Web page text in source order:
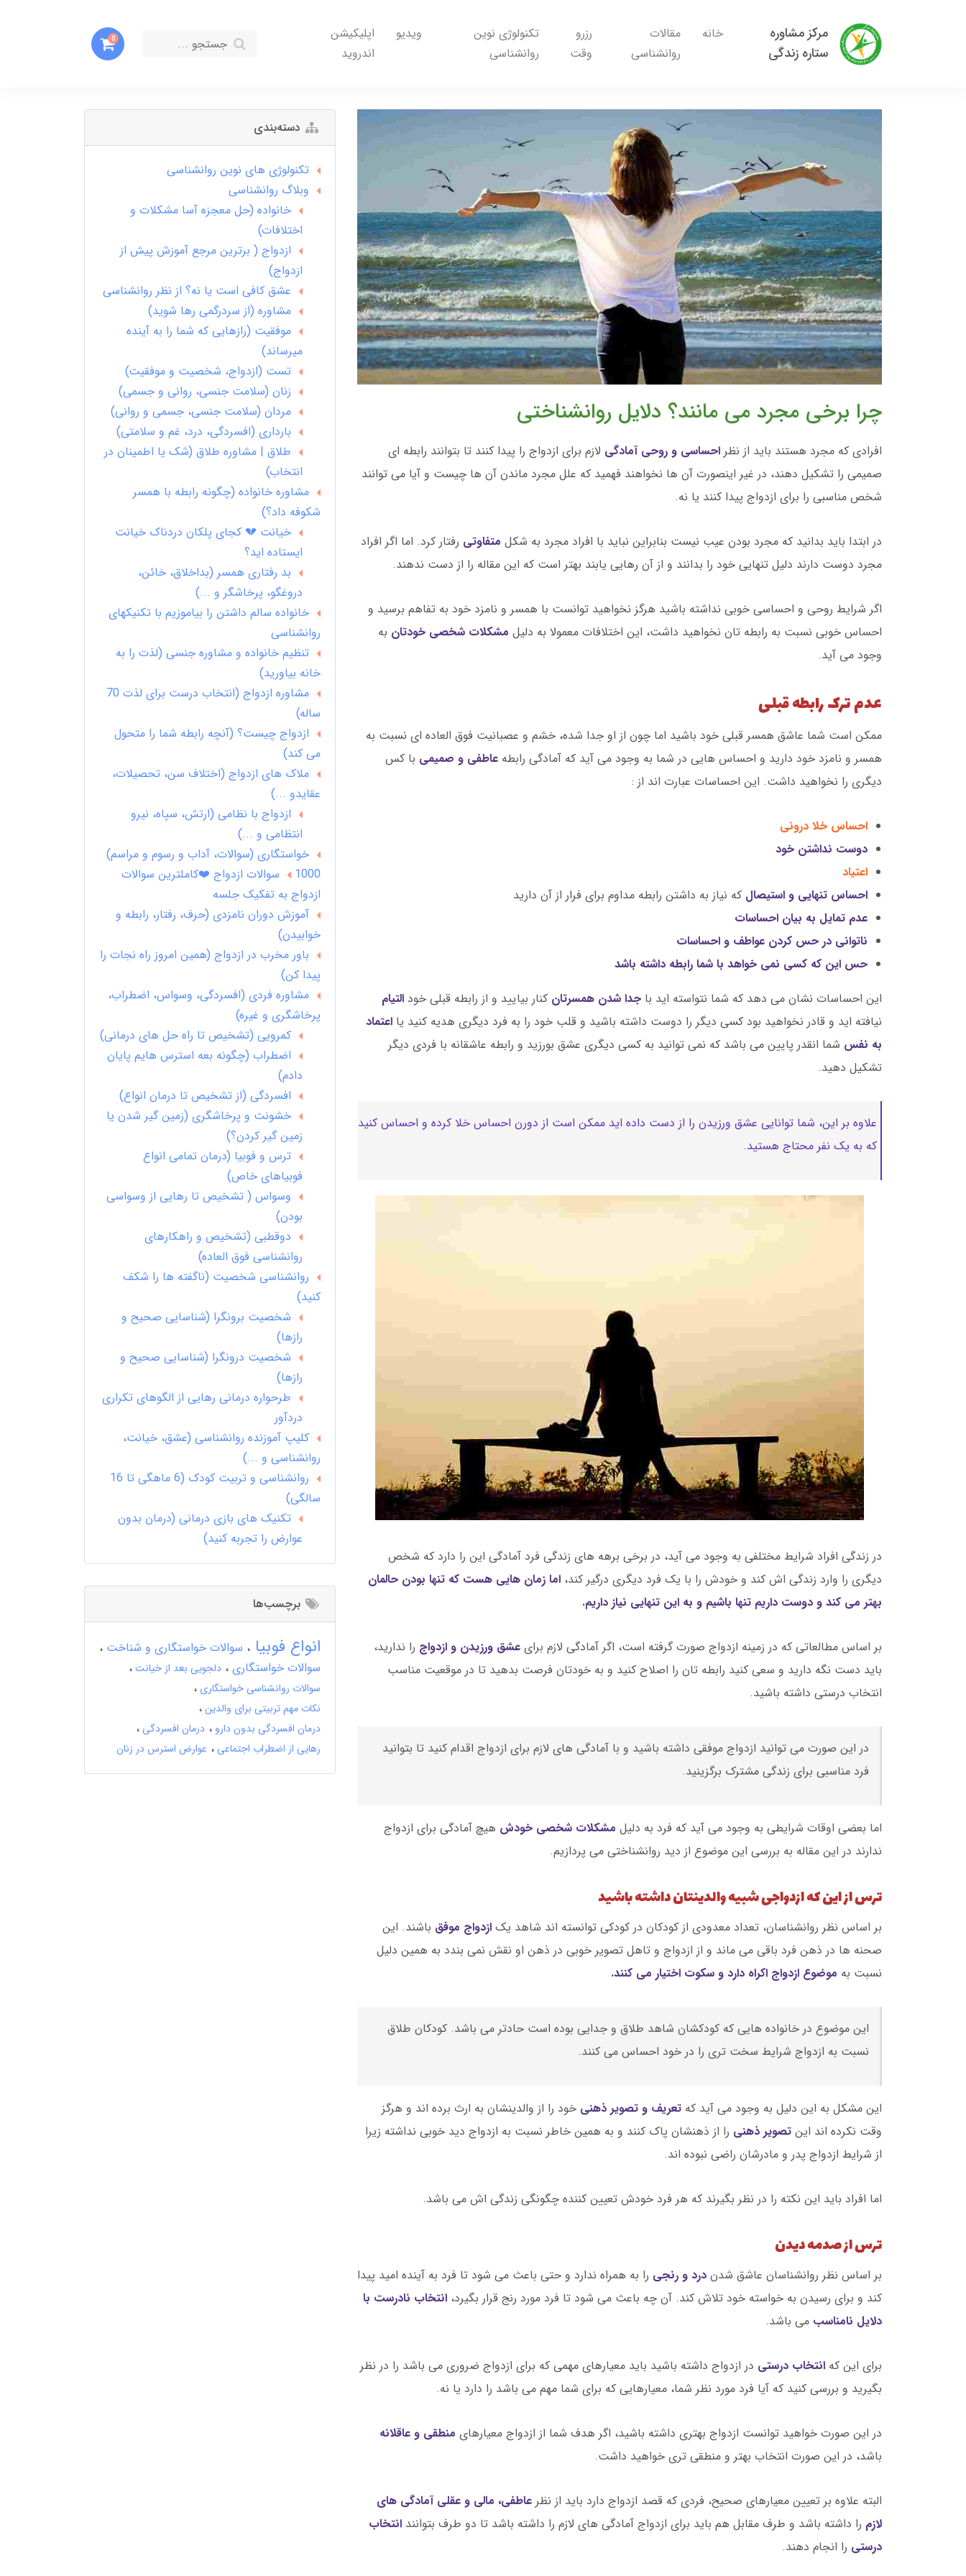
مرکز مشاوره
ستاره زندگی
خانه
مقالات
روانشناسی
رزرو
وقت
تکنولوژی نوین
روانشناسی
ویدیو
اپلیکیشن
اندروید
0
چرا برخی مجرد می مانند؟ دلایل روانشناختی
افرادی که مجرد هستند باید از نظر احساسی و روحی آمادگی لازم برای ازدواج را پیدا کنند تا بتوانند رابطه ای
صمیمی را تشکیل دهند، در غیر اینصورت آن ها نخواهند فهمید که علل مجرد ماندن آن ها چیست و آیا می توانند
شخص مناسبی را برای ازدواج پیدا کنند یا نه.
در ابتدا باید بدانید که مجرد بودن عیب نیست بنابراین نباید با افراد مجرد به شکل متفاوتی رفتار کرد. اما اگر افراد
مجرد دوست دارند دلیل تنهایی خود را بدانند و از آن رهایی یابند بهتر است که این مقاله را از دست ندهند.
اگر شرایط روحی و احساسی خوبی نداشته باشید هرگز نخواهید توانست با همسر و نامزد خود به تفاهم برسید و
احساس خوبی نسبت به رابطه تان نخواهید داشت، این اختلافات معمولا به دلیل مشکلات شخصی خودتان به
وجود می آید.
عدم ترک رابطه قبلی
ممکن است شما عاشق همسر قبلی خود باشید اما چون از او جدا شده، خشم و عصبانیت فوق العاده ای نسبت به
همسر و نامزد خود دارید و احساس هایی در شما به وجود می آید که آمادگی رابطه عاطفی و صمیمی با کس
دیگری را نخواهید داشت. این احساسات عبارت اند از :
احساس خلا درونی
دوست نداشتن خود
اعتیاد
احساس تنهایی و استیصال که نیاز به داشتن رابطه مداوم برای فرار از آن دارید
عدم تمایل به بیان احساسات
ناتوانی در حس کردن عواطف و احساسات
حس این که کسی نمی خواهد با شما رابطه داشته باشد
این احساسات نشان می دهد که شما نتواسته اید با جدا شدن همسرتان کنار بیایید و از رابطه قبلی خود التیام
نیافته اید و قادر نخواهید بود کسی دیگر را دوست داشته باشید و قلب خود را به فرد دیگری هدیه کنید یا اعتماد
به نفس شما انقدر پایین می باشد که نمی توانید به کسی دیگری عشق بورزید و رابطه عاشقانه با فردی دیگر
تشکیل دهید.
علاوه بر این، شما توانایی عشق ورزیدن را از دست داده اید ممکن است از دورن احساس خلا کرده و احساس کنید
که به یک نفر محتاج هستید.
در زندگی افراد شرایط مختلفی به وجود می آید، در برخی برهه های زندگی فرد آمادگی این را دارد که شخص
دیگری را وارد زندگی اش کند و خودش را با یک فرد دیگری درگیر کند، اما زمان هایی هست که تنها بودن حالمان
بهتر می کند و دوست داریم تنها باشیم و به این تنهایی نیاز داریم.
بر اساس مطالعاتی که در زمینه ازدواج صورت گرفته است، اگر آمادگی لازم برای عشق ورزیدن و ازدواج را ندارید،
باید دست نگه دارید و سعی کنید رابطه تان را اصلاح کنید و به خودتان فرصت بدهید تا در موقعیت مناسب
انتخاب درستی داشته باشید.
در این صورت می توانید ازدواج موفقی داشته باشید و با آمادگی های لازم برای ازدواج اقدام کنید تا بتوانید
فرد مناسبی برای زندگی مشترک برگزینید.
اما بعضی اوقات شرایطی به وجود می آید که فرد به دلیل مشکلات شخصی خودش هیچ آمادگی برای ازدواج
ندارند در این مقاله به بررسی این موضوع از دید روانشناختی می پردازیم.
ترس از این که ازدواجی شبیه والدینتان داشته باشید
بر اساس نظر روانشناسان، تعداد معدودی از کودکان در کودکی توانسته اند شاهد یک ازدواج موفق باشند. این
صحنه ها در ذهن فرد باقی می ماند و از ازدواج و تاهل تصویر خوبی در ذهن او نقش نمی بندد به همین دلیل
نسبت به موضوع ازدواج اکراه دارد و سکوت اختیار می کنند.
این موضوع در خانواده هایی که کودکشان شاهد طلاق و جدایی بوده است حادتر می باشد. کودکان طلاق
نسبت به ازدواج شرایط سخت تری را در خود احساس می کنند.
این مشکل به این دلیل به وجود می آید که تعریف و تصویر ذهنی خود را از والدینشان به ارث برده اند و هرگز
وقت نکرده اند این تصویر ذهنی را از ذهنشان پاک کنند و به همین خاطر نسبت به ازدواج دید خوبی نداشته زیرا
از شرایط ازدواج پدر و مادرشان راضی نبوده اند.
اما افراد باید این نکته را در نظر بگیرند که هر فرد خودش تعیین کننده چگونگی زندگی اش می باشد.
ترس از صدمه دیدن
بر اساس نظر روانشناسان عاشق شدن درد و رنجی را به همراه ندارد و حتی باعث می شود تا فرد به آینده امید پیدا
کند و برای رسیدن به خواسته خود تلاش کند. آن چه باعث می شود تا فرد مورد رنج قرار بگیرد، انتخاب نادرست با
دلایل نامناسب می باشد.
برای این که انتخاب درستی در ازدواج داشته باشید باید معیارهای مهمی که برای ازدواج ضروری می باشد را در نظر
بگیرید و بررسی کنید که آیا فرد مورد نظر شما، معیارهایی که برای شما مهم می باشد را دارد یا نه.
در این صورت خواهید توانست ازدواج بهتری داشته باشید، اگر هدف شما از ازدواج معیارهای منطقی و عاقلانه
باشد، در این صورت انتخاب بهتر و منطقی تری خواهید داشت.
البته علاوه بر تعیین معیارهای صحیح، فردی که قصد ازدواج دارد باید از نظر عاطفی، مالی و عقلی آمادگی های
لازم را داشته باشد و طرف مقابل هم باید برای ازدواج آمادگی های لازم را داشته باشد تا دو طرف بتوانند انتخاب
درستی را انجام دهند.
دسته‌بندی
تکنولوژی های نوین روانشناسی
وبلاگ روانشناسی
خانواده (حل معجزه آسا مشکلات و
اختلافات)
ازدواج ( برترین مرجع آموزش پیش از
ازدواج)
عشق کافی است یا نه؟ از نظر روانشناسی
مشاوره (از سردرگمی رها شوید)
موفقیت (رازهایی که شما را به آینده
میرساند)
تست (ازدواج، شخصیت و موفقیت)
زنان (سلامت جنسی، روانی و جسمی)
مردان (سلامت جنسی، جسمی و روانی)
بارداری (افسردگی، درد، غم و سلامتی)
طلاق | مشاوره طلاق (شک یا اطمینان در
انتخاب)
مشاوره خانواده (چگونه رابطه با همسر
شکوفه داد؟)
خیانت 💔 کجای پلکان دردناک خیانت
ایستاده اید؟
بد رفتاری همسر (بداخلاق، خائن،
دروغگو، پرخاشگر و ...)
خانواده سالم داشتن را بیاموزیم با تکنیکهای
روانشناسی
تنظیم خانواده و مشاوره جنسی (لذت را به
خانه بیاورید)
مشاوره ازدواج (انتخاب درست برای لذت 70
ساله)
ازدواج چیست؟ (آنچه رابطه شما را متحول
می کند)
ملاک های ازدواج (اختلاف سن، تحصیلات،
عقایدو ...)
ازدواج با نظامی (ارتش، سپاه، نیرو
انتظامی و ...)
خواستگاری (سوالات، آداب و رسوم و مراسم)
1000 سوالات ازدواج ❤️کاملترین سوالات
ازدواج به تفکیک جلسه
آموزش دوران نامزدی (حرف، رفتار، رابطه و
خوابیدن)
باور مخرب در ازدواج (همین امروز راه نجات را
پیدا کن)
مشاوره فردی (افسردگی، وسواس، اضطراب،
پرخاشگری و غیره)
کمرویی (تشخیص تا راه حل های درمانی)
اضطراب (چگونه بعه استرس هایم پایان
دادم)
افسردگی (از تشخیص تا درمان انواع)
خشونت و پرخاشگری (زمین گیر شدن یا
زمین گیر کردن؟)
ترس و فوبیا (درمان تمامی انواع
فوبیاهای خاص)
وسواس ( تشخیص تا رهایی از وسواسی
بودن)
دوقطبی (تشخیص و راهکارهای
روانشناسی فوق العاده)
روانشناسی شخصیت (ناگفته ها را شکف
کنید)
شخصیت برونگرا (شناسایی صحیح و
رازها)
شخصیت درونگرا (شناسایی صحیح و
رازها)
طرحواره درمانی رهایی از الگوهای تکراری
دردآور
کلیپ آموزنده روانشناسی (عشق، خیانت،
روانشناسی و ...)
روانشناسی و تربیت کودک (6 ماهگی تا 16
سالگی)
تکنیک های بازی درمانی (درمان بدون
عوارض را تجربه کنید)
برچسب‌ها
انواع فوبیا
سوالات خواستگاری و شناخت
سوالات خواستگاری
دلجویی بعد از خیانت
سوالات روانشناسی خواستگاری
نکات مهم تربیتی برای والدین
درمان افسردگی بدون دارو
درمان افسردگی
رهایی از اضطراب اجتماعی
عوارض استرس در زنان